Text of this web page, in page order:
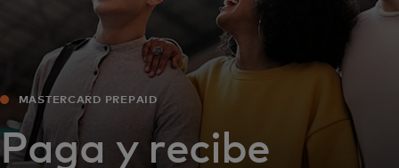
MASTERCARD PREPAID
Paga y recibe